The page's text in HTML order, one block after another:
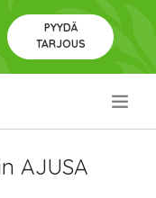
PYYDÄ
TARJOUS
AJUSA